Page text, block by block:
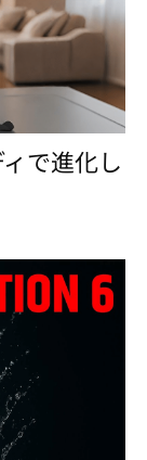
で進化し